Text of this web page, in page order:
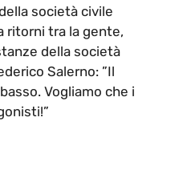
società civile
ritorni tra la gente,
della società
Salerno: ”Il
Vogliamo che i